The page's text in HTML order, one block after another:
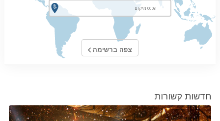
צפה ברשימה
חדשות קשורות